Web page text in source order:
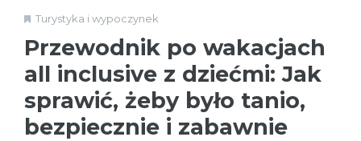
Turystyka i wypoczynek
Przewodnik po wakacjach
all inclusive z dziećmi: Jak
sprawić, żeby było tanio,
bezpiecznie i zabawnie